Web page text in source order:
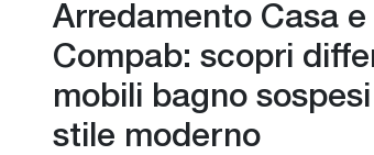
Arredamento Casa
Compab: scopri
mobili bagno
stile moderno